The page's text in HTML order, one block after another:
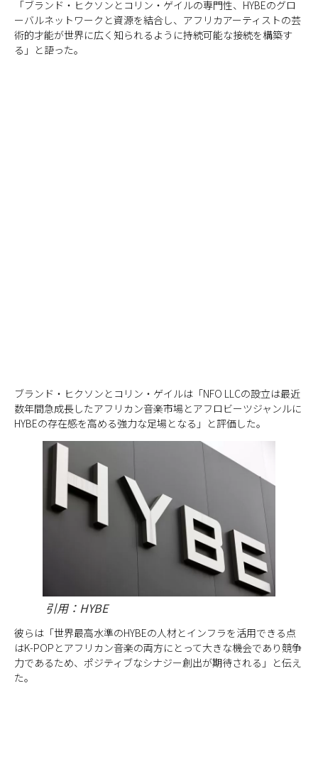
「ブランド・ヒクソンとコリン・ゲイルの専門性、HYBEのグロ
ーバルネットワークと資源を結合し、アフリカアーティストの芸
術的才能が世界に広く知られるように持続可能な接続を構築す
る」と語った。
ブランド・ヒクソンとコリン・ゲイルは「NFO LLCの設立は最近
数年間急成長したアフリカン音楽市場とアフロビーツジャンルに
HYBEの存在感を高める強力な足場となる」と評価した。
引用：HYBE
彼らは「世界最高水準のHYBEの人材とインフラを活用できる点
はK-POPとアフリカン音楽の両方にとって大きな機会であり競争
力であるため、ポジティブなシナジー創出が期待される」と伝え
た。